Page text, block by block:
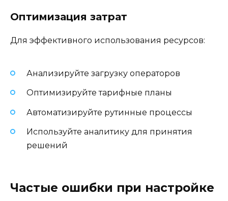
Оптимизация затрат
Для эффективного использования ресурсов:
Анализируйте загрузку операторов
Оптимизируйте тарифные планы
Автоматизируйте рутинные процессы
Используйте аналитику для принятия
решений
Частые ошибки при настройке